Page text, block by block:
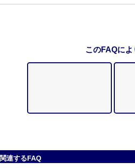
このFAQに
関連するFAQ